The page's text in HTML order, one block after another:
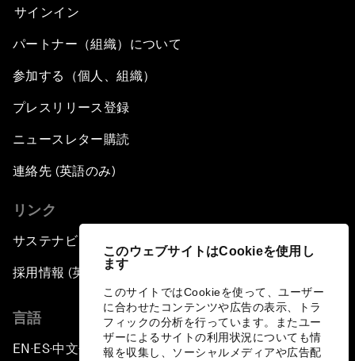
このウェブサイトはCookieを使用し
ます
このサイトではCookieを使って、ユーザー
に合わせたコンテンツや広告の表示、トラ
フィックの分析を行っています。またユー
ザーによるサイトの利用状況についても情
報を収集し、ソーシャルメディアや広告配
サインイン
パートナー（組織）について
参加する（個人、組織）
プレスリリース登録
ニュースレター購読
連絡先 (英語のみ)
リンク
サステナビリティへの取り組み
採用情報 (英語のみ)
言語
EN ▪ES▪中文▪ 日本語